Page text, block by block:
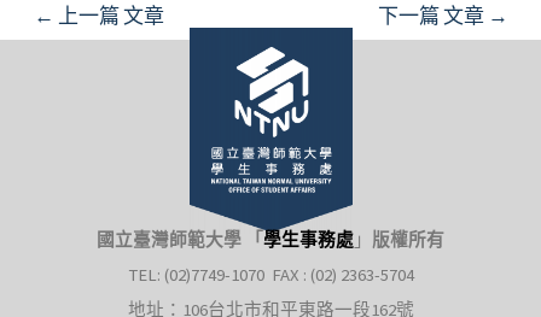
Post
navigation
← 上一篇 文章 下一篇 文章 →
國立臺灣師範大學 「 學生事務處 」 版權所有
TEL: (02)7749-1070 FAX : (02) 2363-5704
地址：106台北市和平東路一段162號